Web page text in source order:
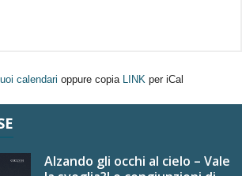
calendari oppure copia LINK per iCal
Alzando gli occhi al cielo – Vale